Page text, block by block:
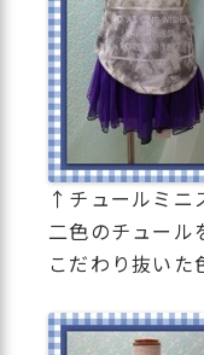
↑チュールミニ
二色のチュール
こだわり抜いた